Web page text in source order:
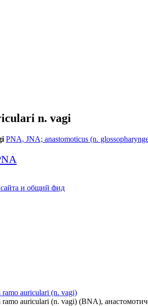
n. vagi
PNA, JNA; anastomoticus (n.
и общий фид
ramo auriculari (n. vagi)
auriculari (n. vagi) (BNA),